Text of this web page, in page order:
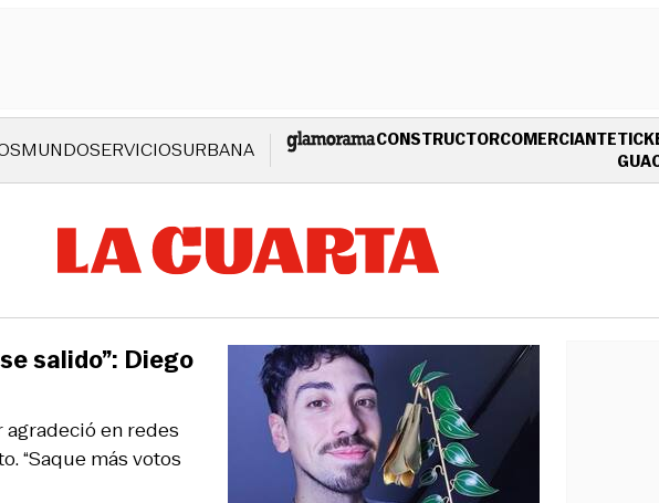
MUNDOSERVICIOSURBANA CONSTRUCTORCOMERCIANTE
en redes
“Saque más votos
salido”: Diego